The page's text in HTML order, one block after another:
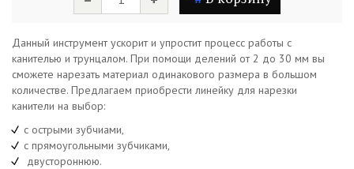
Данный инструмент ускорит и упростит процесс работы с
канителью и трунцалом. При помощи делений от 2 до 30 мм вы
сможете нарезать материал одинакового размера в большом
количестве. Предлагаем приобрести линейку для нарезки
канители на выбор:
с острыми зубчиами,
с прямоугольными зубчиками,
двустороннюю.